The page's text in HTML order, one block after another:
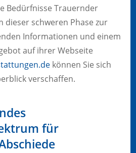
Bedürfnisse Trauernder
dieser schweren Phase zur
Informationen und einem
auf ihrer Webseite
können Sie sich
verschaffen.
für